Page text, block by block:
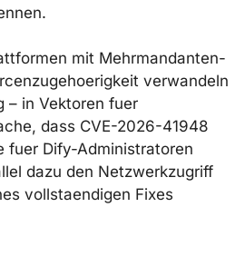
mit Mehrmandanten-
verwandeln
– in Vektoren fuer
dass CVE-2026-41948
fuer Dify-Administratoren
dazu den Netzwerkzugriff
vollstaendigen Fixes